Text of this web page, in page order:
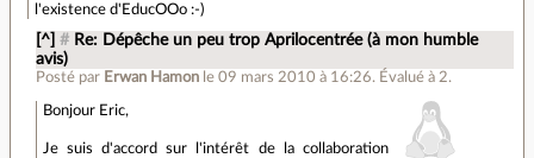
l'existence d'EducOOo :-)
[^] # Re: Dépêche un peu trop Aprilocentrée (à mon humble
avis)
Posté par Erwan Hamon le 09 mars 2010 à 16:26. Évalué à 2.
Bonjour Eric,
Je suis d'accord sur l'intérêt de la collaboration